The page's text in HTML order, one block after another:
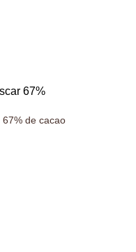
67%
de cacao